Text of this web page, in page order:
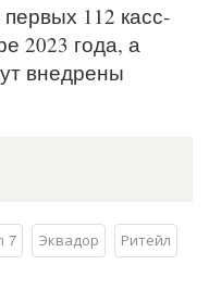
первых 112 касс-
2023 года, а
внедрены
7 Эквадор
Ритейл